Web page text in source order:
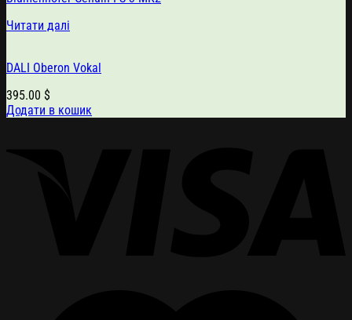
Читати далі
DALI Oberon Vokal
395.00 $
Додати в кошик